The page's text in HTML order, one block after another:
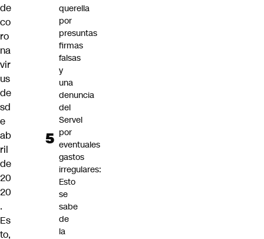
de
co
ro
na
vir
us
de
sd
e
ab
ril
de
20
20
.
Es
to,
querella
por
presuntas
firmas
falsas
y
una
denuncia
del
Servel
por
eventuales
gastos
irregulares:
Esto
se
sabe
de
la